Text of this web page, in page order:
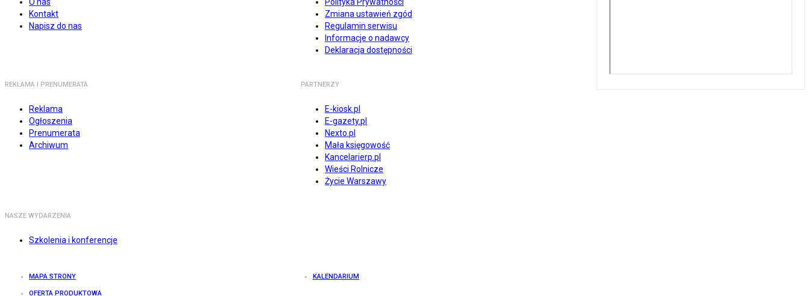
Kontakt
Napisz do nas
Zmiana ustawień zgód
Regulamin serwisu
Informacje o nadawcy
Deklaracja dostępności
REKLAMA I PRENUMERATA
Reklama
Ogłoszenia
Prenumerata
Archiwum
PARTNERZY
E-kiosk.pl
E-gazety.pl
Nexto.pl
Mała księgowość
Kancelarierp.pl
Wieści Rolnicze
Życie Warszawy
NASZE WYDARZENIA
Szkolenia i konferencje
MAPA STRONY KALENDARIUM
OFERTA PRODUKTOWA